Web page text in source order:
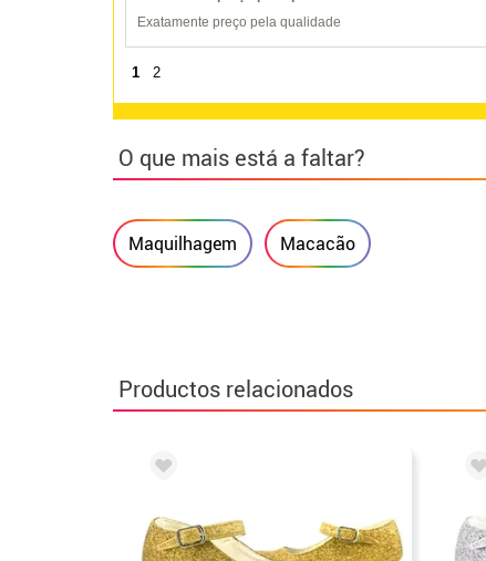
Exatamente preço pela qualidade
1 2
O que mais está a faltar?
Maquilhagem Macacão
Productos relacionados